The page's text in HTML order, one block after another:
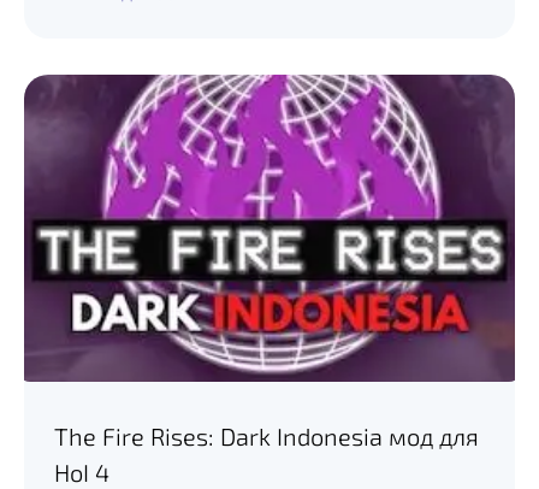
The Fire Rises: Dark Indonesia мод для
HoI 4